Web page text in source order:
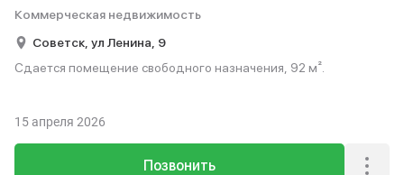
Коммерческая недвижимость
Советск, ул Ленина, 9
Сдается помещение свободного назначения, 92 м².
Позвонить
15 апреля 2026